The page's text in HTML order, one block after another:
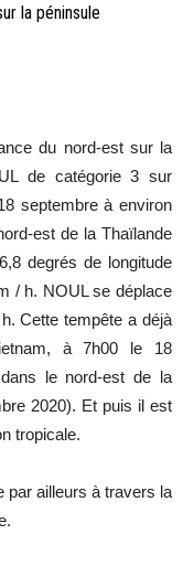
la péninsule
du nord-est sur la
de catégorie 3 sur
septembre à environ
est de la Thaïlande
degrés de longitude
/ h. NOUL se déplace
Cette tempête a déjà
à 7h00 le 18
le nord-est de la
2020). Et puis il est
tropicale.
par ailleurs à travers la